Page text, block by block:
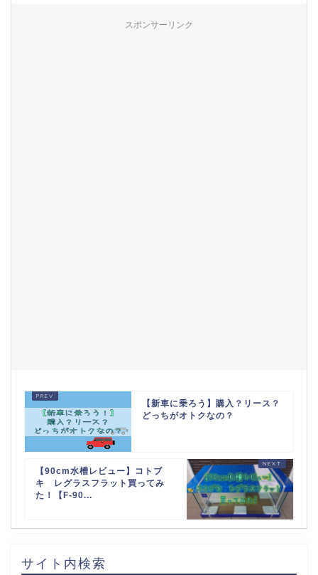
スポンサーリンク
【新車に乗ろう】購入？リース？
どっちがオトクなの？
【90cm水槽レビュー】コトブ
キ レグラスフラット買ってみ
た！【F-90...
サイト内検索